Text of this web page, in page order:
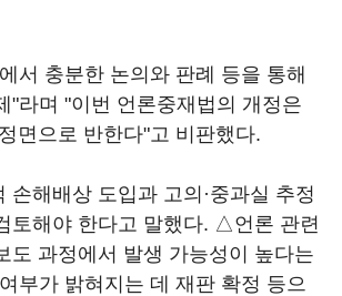
서 충분한 논의와 판례 등을 통해
"라며 "이번 언론중재법의 개정은
면으로 반한다"고 비판했다.
손해배상 도입과 고의·중과실 추정
토해야 한다고 말했다. △언론 관련
도 과정에서 발생 가능성이 높다는
부가 밝혀지는 데 재판 확정 등으